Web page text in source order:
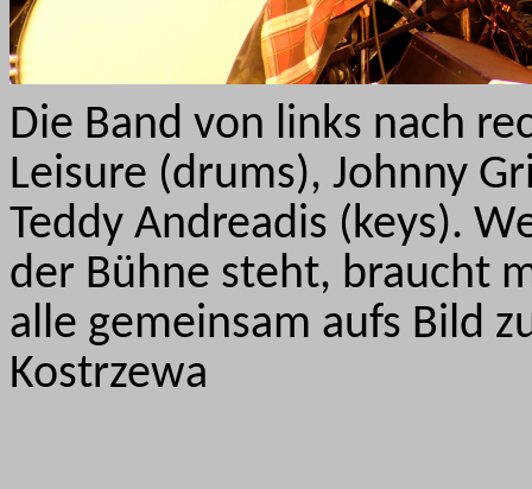
Die Band von links nach
Leisure (drums), Johnny
Teddy Andreadis (keys).
der Bühne steht, braucht
alle gemeinsam aufs Bild
Kostrzewa